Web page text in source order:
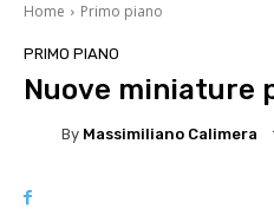
Home Primo piano
PRIMO PIANO
Nuove miniature
By Massimiliano Calimera